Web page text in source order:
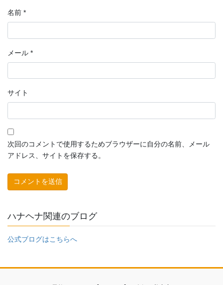
名前 *
メール *
サイト
次回のコメントで使用するためブラウザーに自分の名前、メール
アドレス、サイトを保存する。
ハナヘナ関連のブログ
公式ブログはこちらへ